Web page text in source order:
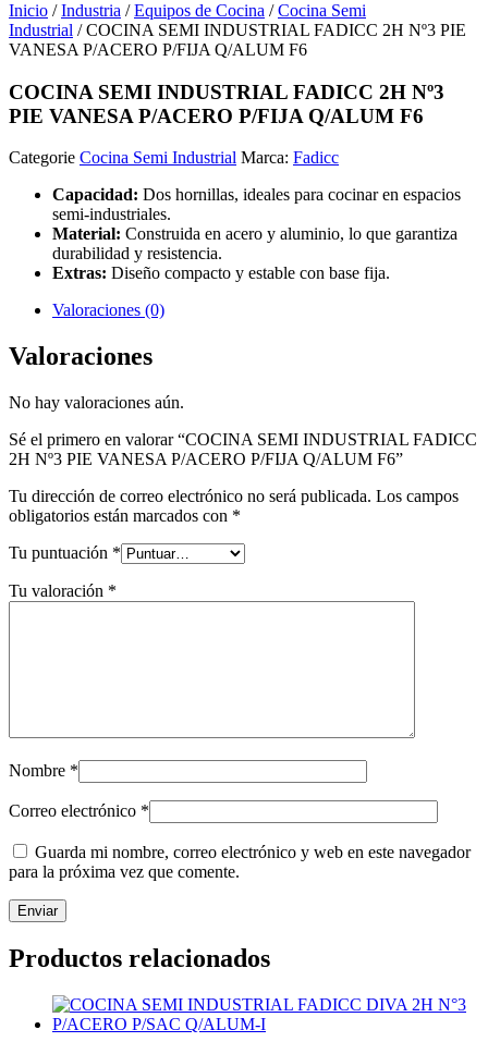
Inicio /Industria /Equipos de Cocina /Cocina Semi
Industrial / COCINA SEMI INDUSTRIAL FADICC 2H Nº3 PIE
VANESA P/ACERO P/FIJA Q/ALUM F6
COCINA SEMI INDUSTRIAL FADICC 2H Nº3
PIE VANESA P/ACERO P/FIJA Q/ALUM F6
Categorie Cocina Semi Industrial Marca: Fadicc
Capacidad: Dos hornillas, ideales para cocinar en espacios
semi-industriales.
Material: Construida en acero y aluminio, lo que garantiza
durabilidad y resistencia.
Extras: Diseño compacto y estable con base fija.
Valoraciones (0)
Valoraciones
No hay valoraciones aún.
Sé el primero en valorar “COCINA SEMI INDUSTRIAL FADICC
2H Nº3 PIE VANESA P/ACERO P/FIJA Q/ALUM F6”
Tu dirección de correo electrónico no será publicada. Los campos
obligatorios están marcados con *
Tu puntuación *
Tu valoración *
Nombre *
Correo electrónico *
Guarda mi nombre, correo electrónico y web en este navegador
para la próxima vez que comente.
Productos relacionados